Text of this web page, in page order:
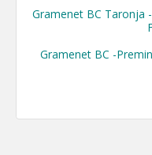
Gramenet BC Taronja
Gramenet BC -